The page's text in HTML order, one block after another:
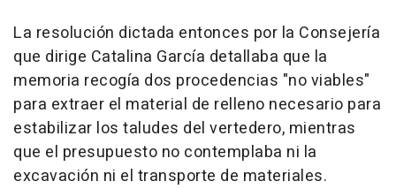
La resolución dictada entonces por la Consejería
que dirige Catalina García detallaba que la
memoria recogía dos procedencias "no viables"
para extraer el material de relleno necesario para
estabilizar los taludes del vertedero, mientras
que el presupuesto no contemplaba ni la
excavación ni el transporte de materiales.